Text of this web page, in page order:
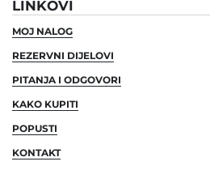
LINKOVI
MOJ NALOG
REZERVNI DIJELOVI
PITANJA I ODGOVORI
KAKO KUPITI
POPUSTI
KONTAKT